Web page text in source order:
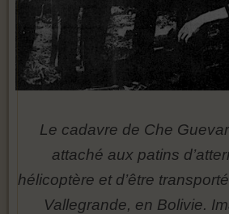
Le cadavre de Che
attaché aux patins
hélicoptère et d’être
Vallegrande, en Bolivie.